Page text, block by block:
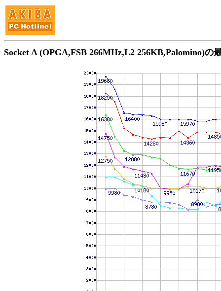
Socket A (OPGA,FSB 266MHz,L2 256KB,Palomino)の